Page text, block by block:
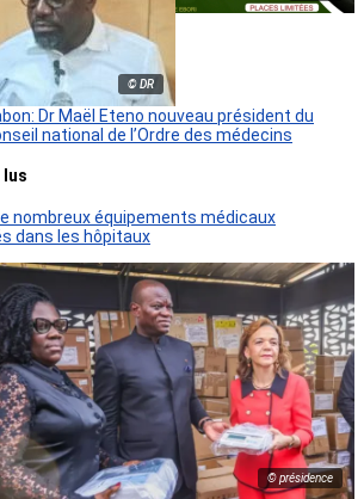
© DR
Dr Maël Eteno nouveau président du
national de l’Ordre des médecins
lus
nombreux équipements médicaux
dans les hôpitaux
© présidence